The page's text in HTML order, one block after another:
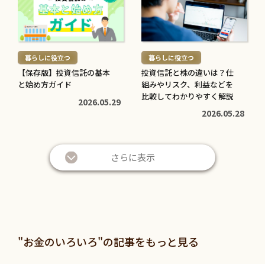
き
を
読
む
> 暮らしに役立つ
【保存版】投資信託の基本
と始め方ガイド
2026.05.29
き
を
読
む
> 暮らしに役立つ
投資信託と株の違いは？仕
組みやリスク、利益などを
比較してわかりやすく解説
2026.05.28
さらに表示
"お金のいろいろ"の記事をもっと見る